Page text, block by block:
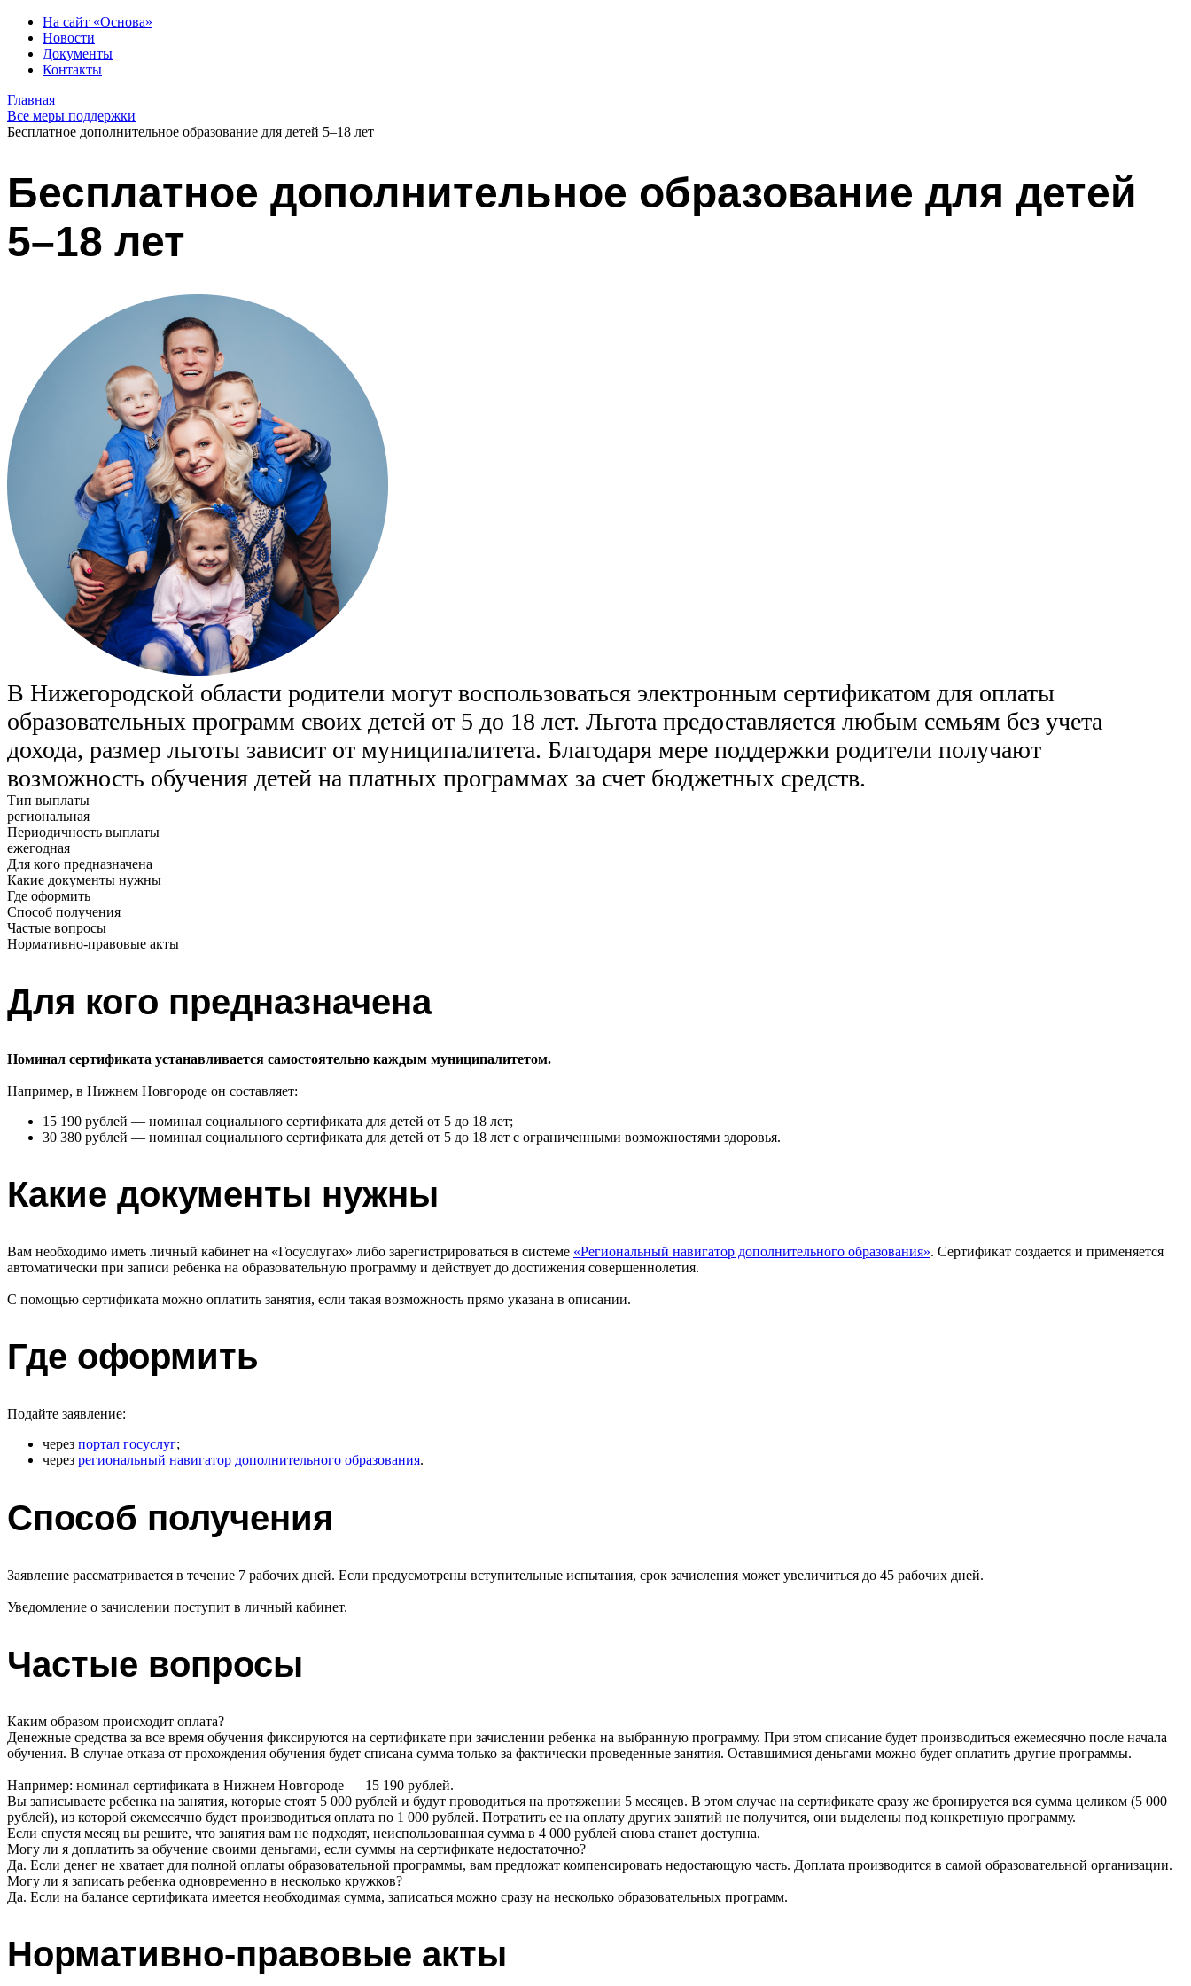
На сайт «Основа»
Новости
Документы
Контакты
Главная
Все меры поддержки
Бесплатное дополнительное образование для детей 5–18 лет
Бесплатное дополнительное образование для детей
5–18 лет
В Нижегородской области родители могут воспользоваться электронным сертификатом для оплаты
образовательных программ своих детей от 5 до 18 лет. Льгота предоставляется любым семьям без учета
дохода, размер льготы зависит от муниципалитета. Благодаря мере поддержки родители получают
возможность обучения детей на платных программах за счет бюджетных средств.
Тип выплаты
региональная
Периодичность выплаты
ежегодная
Для кого предназначена
Какие документы нужны
Где оформить
Способ получения
Частые вопросы
Нормативно-правовые акты
Для кого предназначена
Номинал сертификата устанавливается самостоятельно каждым муниципалитетом.
Например, в Нижнем Новгороде он составляет:
15 190 рублей — номинал социального сертификата для детей от 5 до 18 лет;
30 380 рублей — номинал социального сертификата для детей от 5 до 18 лет с ограниченными возможностями здоровья.
Какие документы нужны
Вам необходимо иметь личный кабинет на «Госуслугах» либо зарегистрироваться в системе «Региональный навигатор дополнительного образования». Сертификат создается и применяется
автоматически при записи ребенка на образовательную программу и действует до достижения совершеннолетия.
С помощью сертификата можно оплатить занятия, если такая возможность прямо указана в описании.
Где оформить
Подайте заявление:
через портал госуслуг;
через региональный навигатор дополнительного образования.
Способ получения
Заявление рассматривается в течение 7 рабочих дней. Если предусмотрены вступительные испытания, срок зачисления может увеличиться до 45 рабочих дней.
Уведомление о зачислении поступит в личный кабинет.
Частые вопросы
Каким образом происходит оплата?
Денежные средства за все время обучения фиксируются на сертификате при зачислении ребенка на выбранную программу. При этом списание будет производиться ежемесячно после начала
обучения. В случае отказа от прохождения обучения будет списана сумма только за фактически проведенные занятия. Оставшимися деньгами можно будет оплатить другие программы.
Например: номинал сертификата в Нижнем Новгороде — 15 190 рублей.
Вы записываете ребенка на занятия, которые стоят 5 000 рублей и будут проводиться на протяжении 5 месяцев. В этом случае на сертификате сразу же бронируется вся сумма целиком (5 000
рублей), из которой ежемесячно будет производиться оплата по 1 000 рублей. Потратить ее на оплату других занятий не получится, они выделены под конкретную программу.
Если спустя месяц вы решите, что занятия вам не подходят, неиспользованная сумма в 4 000 рублей снова станет доступна.
Могу ли я доплатить за обучение своими деньгами, если суммы на сертификате недостаточно?
Да. Если денег не хватает для полной оплаты образовательной программы, вам предложат компенсировать недостающую часть. Доплата производится в самой образовательной организации.
Могу ли я записать ребенка одновременно в несколько кружков?
Да. Если на балансе сертификата имеется необходимая сумма, записаться можно сразу на несколько образовательных программ.
Нормативно-правовые акты